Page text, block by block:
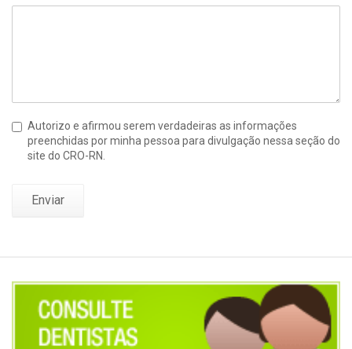
Autorizo e afirmou serem verdadeiras as informações
preenchidas por minha pessoa para divulgação nessa seção do
site do CRO-RN.
Enviar